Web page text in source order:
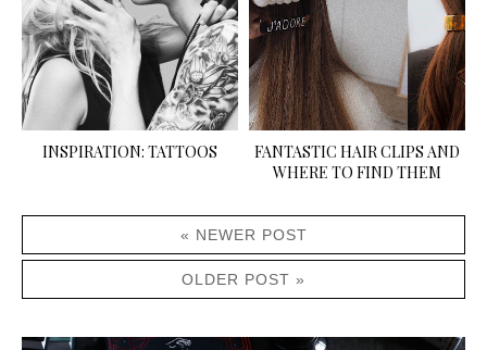
INSPIRATION: TATTOOS
FANTASTIC HAIR CLIPS AND
WHERE TO FIND THEM
« NEWER POST
OLDER POST »